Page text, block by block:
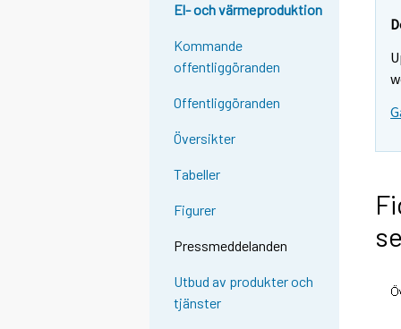
El- och värmeproduktion
Kommande
offentliggöranden
Offentliggöranden
Översikter
Tabeller
Figurer
Pressmeddelanden
Utbud av produkter och
tjänster